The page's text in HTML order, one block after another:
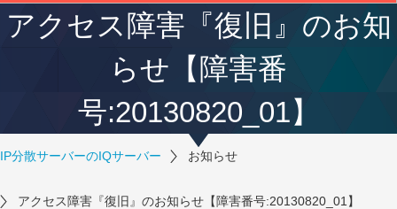
アクセス障害『復旧』のお知
らせ【障害番
号:20130820_01】
IP分散サーバーのIQサーバー お知らせ
アクセス障害『復旧』のお知らせ【障害番号:20130820_01】